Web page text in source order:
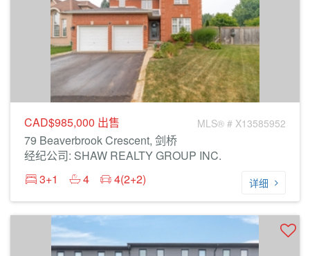
CAD$985,000 出售 MLS® # X13585952
79 Beaverbrook Crescent, 剑桥
经纪公司: SHAW REALTY GROUP INC.
3+1
4 4(2+2) 详细